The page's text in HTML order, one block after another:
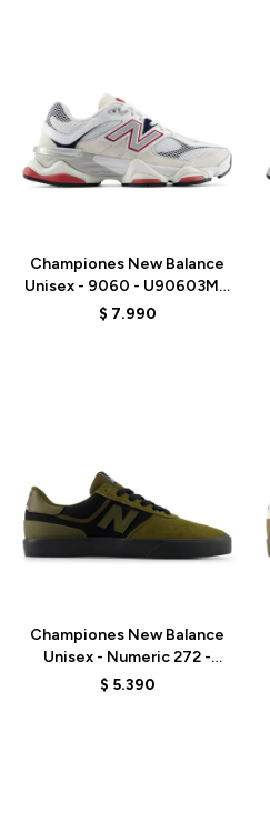
Championes New Balance
Unisex - 9060 - U90603MT
- WHITE
$ 7.990
Championes New Balance
Unisex - Numeric 272 -
UN272BTT - OLIVE/BLACK
$ 5.390